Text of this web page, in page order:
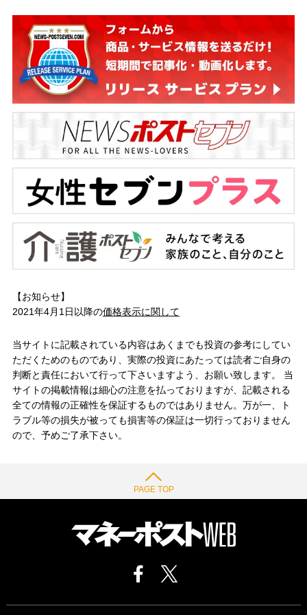
【お知らせ】
2021年4月1日以降の価格表示に関して
当サイトに記載されている内容はあくまでも投資の参考にしてい
ただくためのものであり、実際の投資にあたっては読者ご自身の
判断と責任において行って下さいますよう、お願い致します。 当
サイトの掲載情報は細心の注意を払っておりますが、記載される
全ての情報の正確性を保証するものではありません。万が一、ト
ラブル等の損失が被っても損害等の保証は一切行っておりません
ので、予めご了承下さい。
PAGE TOP